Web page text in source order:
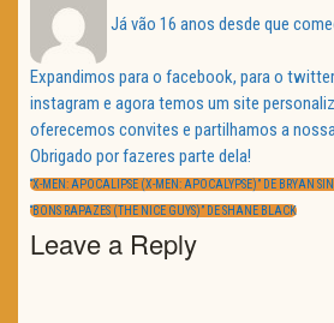
Já vão 16 anos desde que
Expandimos para o facebook, para o
instagram e agora temos um site
oferecemos convites e partilhamos a
Obrigado por fazeres parte dela!
Navegação
de
artigos
PREVIOUS
POST:
“X-MEN: APOCALIPSE (X-MEN: APOCALYPSE)” DE BRYAN
NEXT
POST:
“BONS RAPAZES (THE NICE GUYS)” DE SHANE BLACK
Leave a Reply